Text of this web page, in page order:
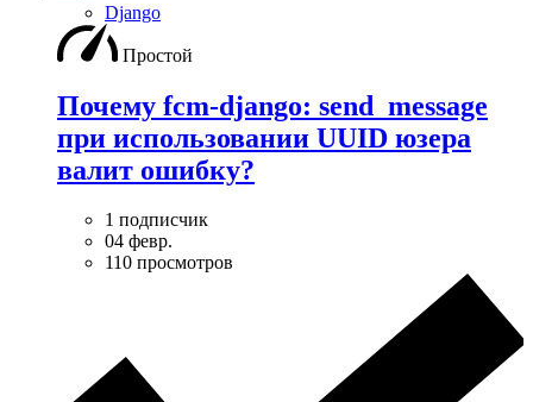
Django
Простой
Почему fcm-django: send_message
при использовании UUID юзера
валит ошибку?
1 подписчик
04 февр.
110 просмотров